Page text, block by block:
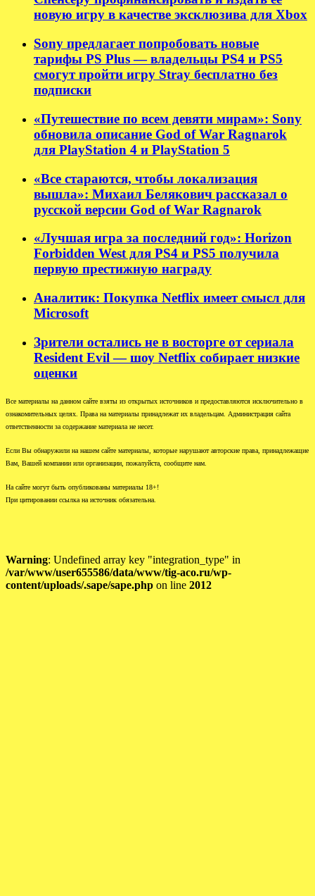
новую игру в качестве эксклюзива для Xbox
Sony предлагает попробовать новые
тарифы PS Plus — владельцы PS4 и PS5
смогут пройти игру Stray бесплатно без
подписки
«Путешествие по всем девяти мирам»: Sony
обновила описание God of War Ragnarok
для PlayStation 4 и PlayStation 5
«Все стараются, чтобы локализация
вышла»: Михаил Белякович рассказал о
русской версии God of War Ragnarok
«Лучшая игра за последний год»: Horizon
Forbidden West для PS4 и PS5 получила
первую престижную награду
Аналитик: Покупка Netflix имеет смысл для
Microsoft
Зрители остались не в восторге от сериала
Resident Evil — шоу Netflix собирает низкие
оценки
Все материалы на данном сайте взяты из открытых источников и предоставляются исключительно в
ознакомительных целях. Права на материалы принадлежат их владельцам. Администрация сайта
ответственности за содержание материала не несет.
Если Вы обнаружили на нашем сайте материалы, которые нарушают авторские права, принадлежащие
Вам, Вашей компании или организации, пожалуйста, сообщите нам.
На сайте могут быть опубликованы материалы 18+!
При цитировании ссылка на источник обязательна.
Warning: Undefined array key "integration_type" in
/var/www/user655586/data/www/tig-aco.ru/wp-
content/uploads/.sape/sape.php on line 2012